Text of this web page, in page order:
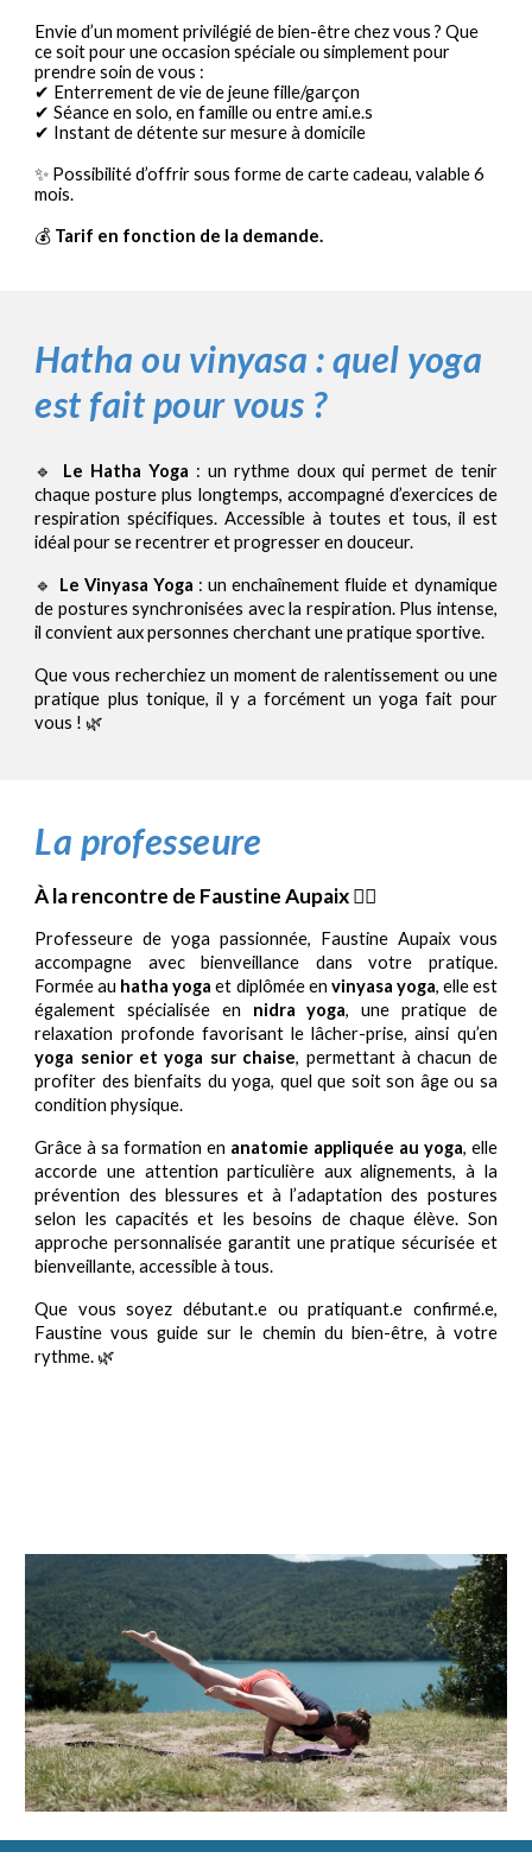
Envie d’un moment privilégié de bien-être chez vous ? Que
ce soit pour une occasion spéciale ou simplement pour
prendre soin de vous :
✔ Enterrement de vie de jeune fille/garçon
✔ Séance en solo, en famille ou entre ami.e.s
✔ Instant de détente sur mesure à domicile
✨ Possibilité d’offrir sous forme de carte cadeau, valable 6
mois.
💰 Tarif en fonction de la demande.
Hatha ou vinyasa : quel yoga
est fait pour vous ?
🔹 Le Hatha Yoga : un rythme doux qui permet de tenir
chaque posture plus longtemps, accompagné d’exercices de
respiration spécifiques. Accessible à toutes et tous, il est
idéal pour se recentrer et progresser en douceur.
🔹 Le Vinyasa Yoga : un enchaînement fluide et dynamique
de postures synchronisées avec la respiration. Plus intense,
il convient aux personnes cherchant une pratique sportive.
Que vous recherchiez un moment de ralentissement ou une
pratique plus tonique, il y a forcément un yoga fait pour
vous ! 🌿
La professeure
À la rencontre de Faustine Aupaix 🧘‍♀️
Professeure de yoga passionnée, Faustine Aupaix vous
accompagne avec bienveillance dans votre pratique.
Formée au hatha yoga et diplômée en vinyasa yoga, elle est
également spécialisée en nidra yoga, une pratique de
relaxation profonde favorisant le lâcher-prise, ainsi qu’en
yoga senior et yoga sur chaise, permettant à chacun de
profiter des bienfaits du yoga, quel que soit son âge ou sa
condition physique.
Grâce à sa formation en anatomie appliquée au yoga, elle
accorde une attention particulière aux alignements, à la
prévention des blessures et à l’adaptation des postures
selon les capacités et les besoins de chaque élève. Son
approche personnalisée garantit une pratique sécurisée et
bienveillante, accessible à tous.
Que vous soyez débutant.e ou pratiquant.e confirmé.e,
Faustine vous guide sur le chemin du bien-être, à votre
rythme. 🌿